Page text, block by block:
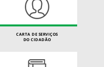
CARTA DE SERVIÇOS
DO CIDADÃO